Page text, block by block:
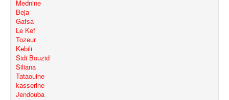
Mednine
Beja
Gafsa
Le Kef
Tozeur
Kebili
Sidi Bouzid
Siliana
Tataouine
kasserine
Jendouba